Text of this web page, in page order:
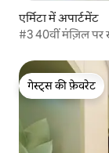
एर्मिटा में अपार्टमेंट
#3 40वीं मंज़िल
गेस्ट्स की फ़ेवरेट
गेस्ट्स की फ़ेवरेट